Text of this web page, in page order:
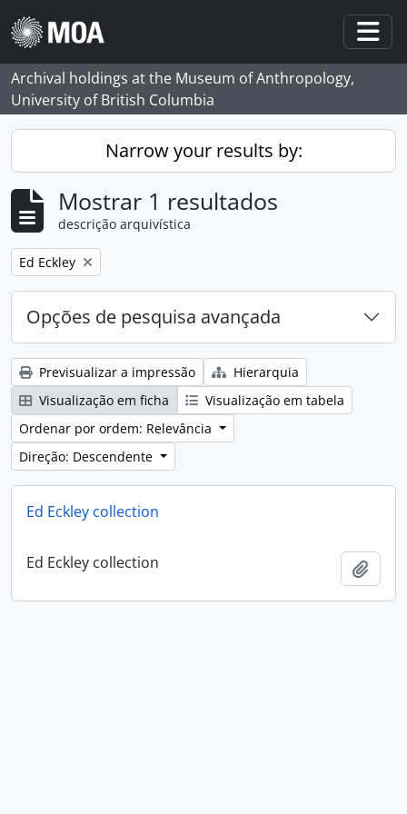
Skip to main content
Archival holdings at the Museum of Anthropology,
University of British Columbia
Narrow your results by:
Mostrar 1 resultados
descrição arquivística
Remove filter:
Ed Eckley
Opções de pesquisa avançada
Previsualizar a impressão
Hierarquia
Visualização em ficha
Visualização em tabela
Ordenar por ordem: Relevância
Direção: Descendente
Ed Eckley collection
Ed Eckley collection